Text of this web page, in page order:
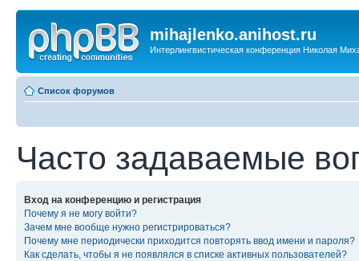
mihajlenko.anihost.ru
Интерлингвистическая конференция Николая
Список форумов
Часто задаваемые
Вход на конференцию и регистрация
Почему я не могу войти?
Зачем мне вообще нужно регистрироваться?
Почему мне периодически приходится повторять ввод имени и пароля?
Как сделать, чтобы я не появлялся в списке активных пользователей?